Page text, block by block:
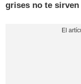
grises no te sirven